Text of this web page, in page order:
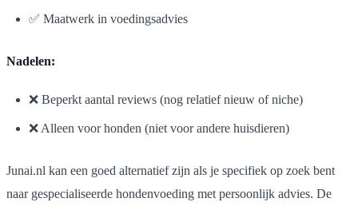
✅ Maatwerk in voedingsadvies
Nadelen:
❌ Beperkt aantal reviews (nog relatief nieuw of niche)
❌ Alleen voor honden (niet voor andere huisdieren)
Junai.nl kan een goed alternatief zijn als je specifiek op zoek bent
naar gespecialiseerde hondenvoeding met persoonlijk advies. De